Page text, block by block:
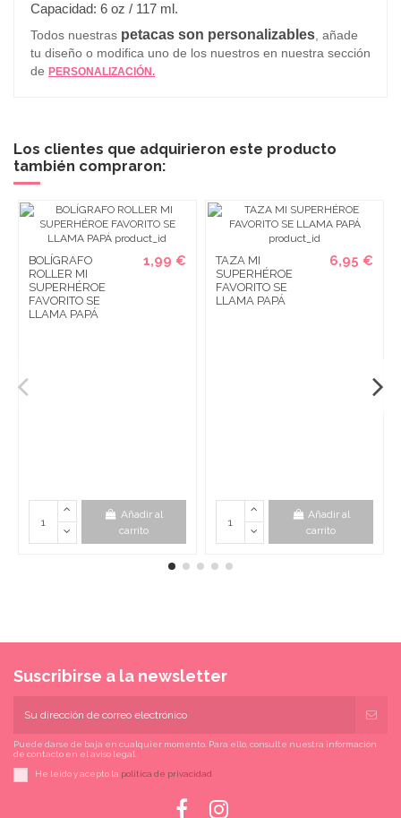
Capacidad: 6 oz / 117 ml.
Todos nuestras petacas son personalizables , añade
tu diseño o modifica uno de los nuestros en nuestra sección
de PERSONALIZACIÓN.
Los clientes que adquirieron este producto
también compraron:
BOLÍGRAFO
ROLLER MI
SUPERHÉROE
FAVORITO SE
LLAMA PAPÁ
1,99 €
Añadir al
carrito
TAZA MI
SUPERHÉROE
FAVORITO SE
LLAMA PAPÁ
6,95 €
Añadir al
carrito
Suscribirse a la newsletter
Puede darse de baja en cualquier momento. Para ello, consulte nuestra información
de contacto en el aviso legal.
He leído y acepto la política de privacidad